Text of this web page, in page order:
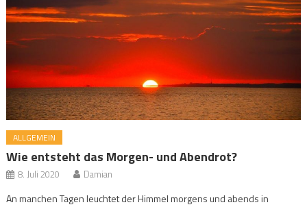
ALLGEMEIN
Wie entsteht das Morgen- und Abendrot?
8. Juli 2020 Damian
An manchen Tagen leuchtet der Himmel morgens und abends in